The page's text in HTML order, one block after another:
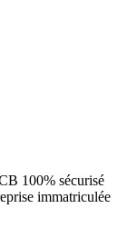
100% sécurisé
immatriculée